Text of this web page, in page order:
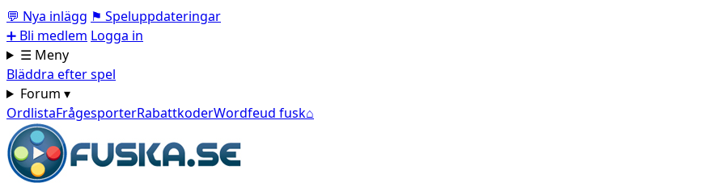
💬 Nya inlägg ⚑ Speluppdateringar
➕ Bli medlem Logga in
☰ Meny
Bläddra efter spel
Forum ▾
OrdlistaFrågesporterRabattkoderWordfeud fusk⌂